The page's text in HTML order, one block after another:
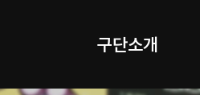
구단소개